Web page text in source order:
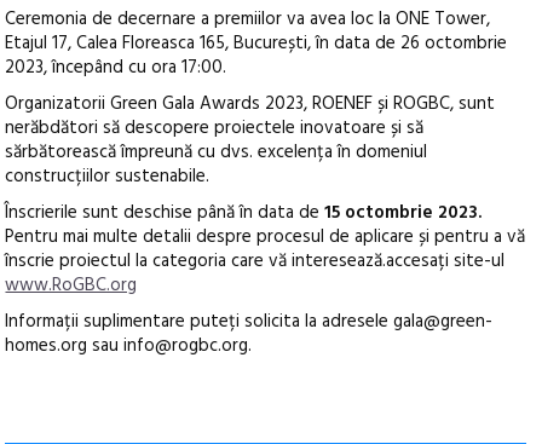
Ceremonia de decernare a premiilor va avea loc la ONE Tower,
Etajul 17, Calea Floreasca 165, București, în data de 26 octombrie
2023, începând cu ora 17:00.
Organizatorii Green Gala Awards 2023, ROENEF și ROGBC, sunt
nerăbdători să descopere proiectele inovatoare și să
sărbătorească împreună cu dvs. excelența în domeniul
construcțiilor sustenabile.
Înscrierile sunt deschise până în data de15 octombrie 2023.
Pentru mai multe detalii despre procesul de aplicare și pentru a vă
înscrie proiectul la categoria care vă interesează.accesați site-ul
www.RoGBC.org
Informații suplimentare puteți solicita la adresele gala@green-
homes.org sau info@rogbc.org.